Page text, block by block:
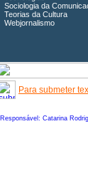
Sociologia da
Teorias da Cultura
Webjornalismo
Para submeter